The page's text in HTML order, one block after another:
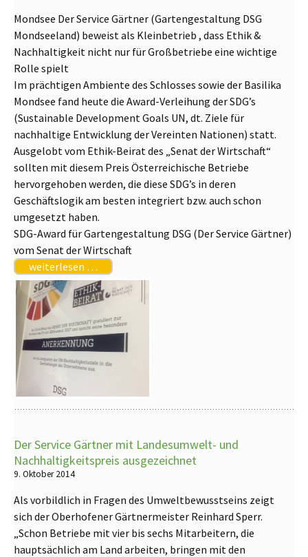
Mondsee Der Service Gärtner (Gartengestaltung DSG
Mondseeland) beweist als Kleinbetrieb , dass Ethik &
Nachhaltigkeit nicht nur für Großbetriebe eine wichtige
Rolle spielt
Im prächtigen Ambiente des Schlosses sowie der Basilika
Mondsee fand heute die Award-Verleihung der SDG’s
(Sustainable Development Goals UN, dt. Ziele für
nachhaltige Entwicklung der Vereinten Nationen) statt.
Ausgelobt vom Ethik-Beirat des „Senat der Wirtschaft“
sollten mit diesem Preis Österreichische Betriebe
hervorgehoben werden, die diese SDG’s in deren
Geschäftslogik am besten integriert bzw. auch schon
umgesetzt haben.
SDG-Award für Gartengestaltung DSG (Der Service Gärtner)
vom Senat der Wirtschaft
weiterlesen …
Der Service Gärtner mit Landesumwelt- und
Nachhaltigkeitspreis ausgezeichnet
9. Oktober 2014
Als vorbildlich in Fragen des Umweltbewusstseins zeigt
sich der Oberhofener Gärtnermeister Reinhard Sperr.
„Schon Betriebe mit vier bis sechs Mitarbeitern, die
hauptsächlich am Land arbeiten, bringen mit den